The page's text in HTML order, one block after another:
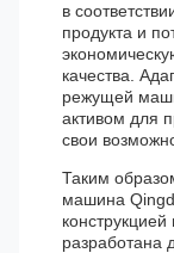
в
продукта и
качества.
режущей
активом для
свои
Таким
машина
разработана